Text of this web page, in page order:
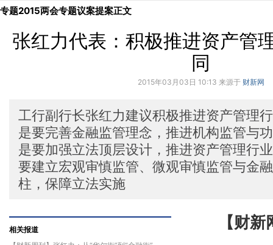
专题2015两会专题议案提案正文
张红力代表：积极推进资产管
同
2015年03月03日 10:13 来源于 财新网
工行副行长张红力建议积极推进资产管理
是要完善金融监管理念，推进机构监管与
是要加强立法顶层设计，推进资产管理行
要建立宏观审慎监管、微观审慎监管与金
柱，保障立法实施
相关报道
【财